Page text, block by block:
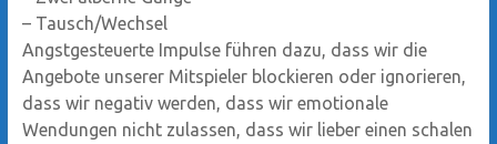
– Tausch/Wechsel
Angstgesteuerte Impulse führen dazu, dass wir die
Angebote unserer Mitspieler blockieren oder ignorieren,
dass wir negativ werden, dass wir emotionale
Wendungen nicht zulassen, dass wir lieber einen schalen